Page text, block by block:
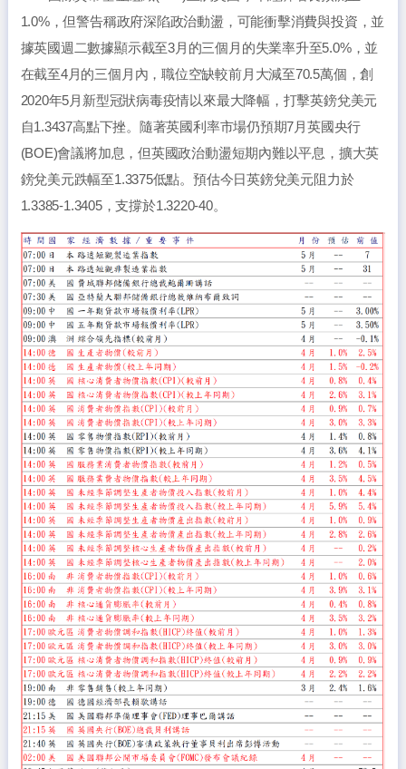
1.0%，但警告稱政府深陷政治動盪，可能衝擊消費與投資，並
據英國週二數據顯示截至3月的三個月的失業率升至5.0%，並
在截至4月的三個月內，職位空缺較前月大減至70.5萬個，創
2020年5月新型冠狀病毒疫情以來最大降幅，打擊英鎊兌美元
自1.3437高點下挫。隨著英國利率市場仍預期7月英國央行
(BOE)會議將加息，但英國政治動盪短期內難以平息，擴大英
鎊兌美元跌幅至1.3375低點。預估今日英鎊兌美元阻力於
1.3385-1.3405，支撐於1.3220-40。